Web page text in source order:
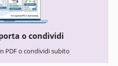
o condividi
PDF o condividi subito